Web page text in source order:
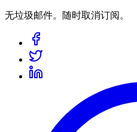
无垃圾邮件。随时取消订阅。